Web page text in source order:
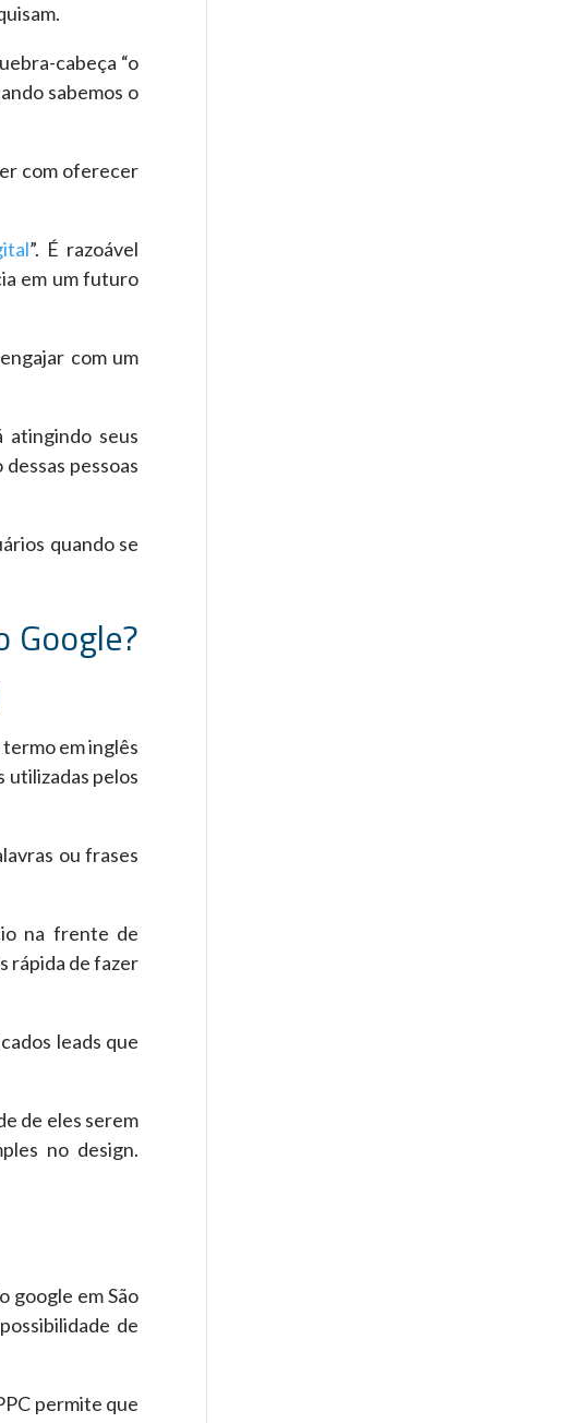
cabeça “o
sabemos o
com oferecer
”. É razoável
em um futuro
com um
atingindo seus
pessoas
quando se
Google?
em inglês
utilizadas pelos
ou frases
na frente de
rápida de fazer
leads que
de eles serem
no design.
google em São
de
permite que